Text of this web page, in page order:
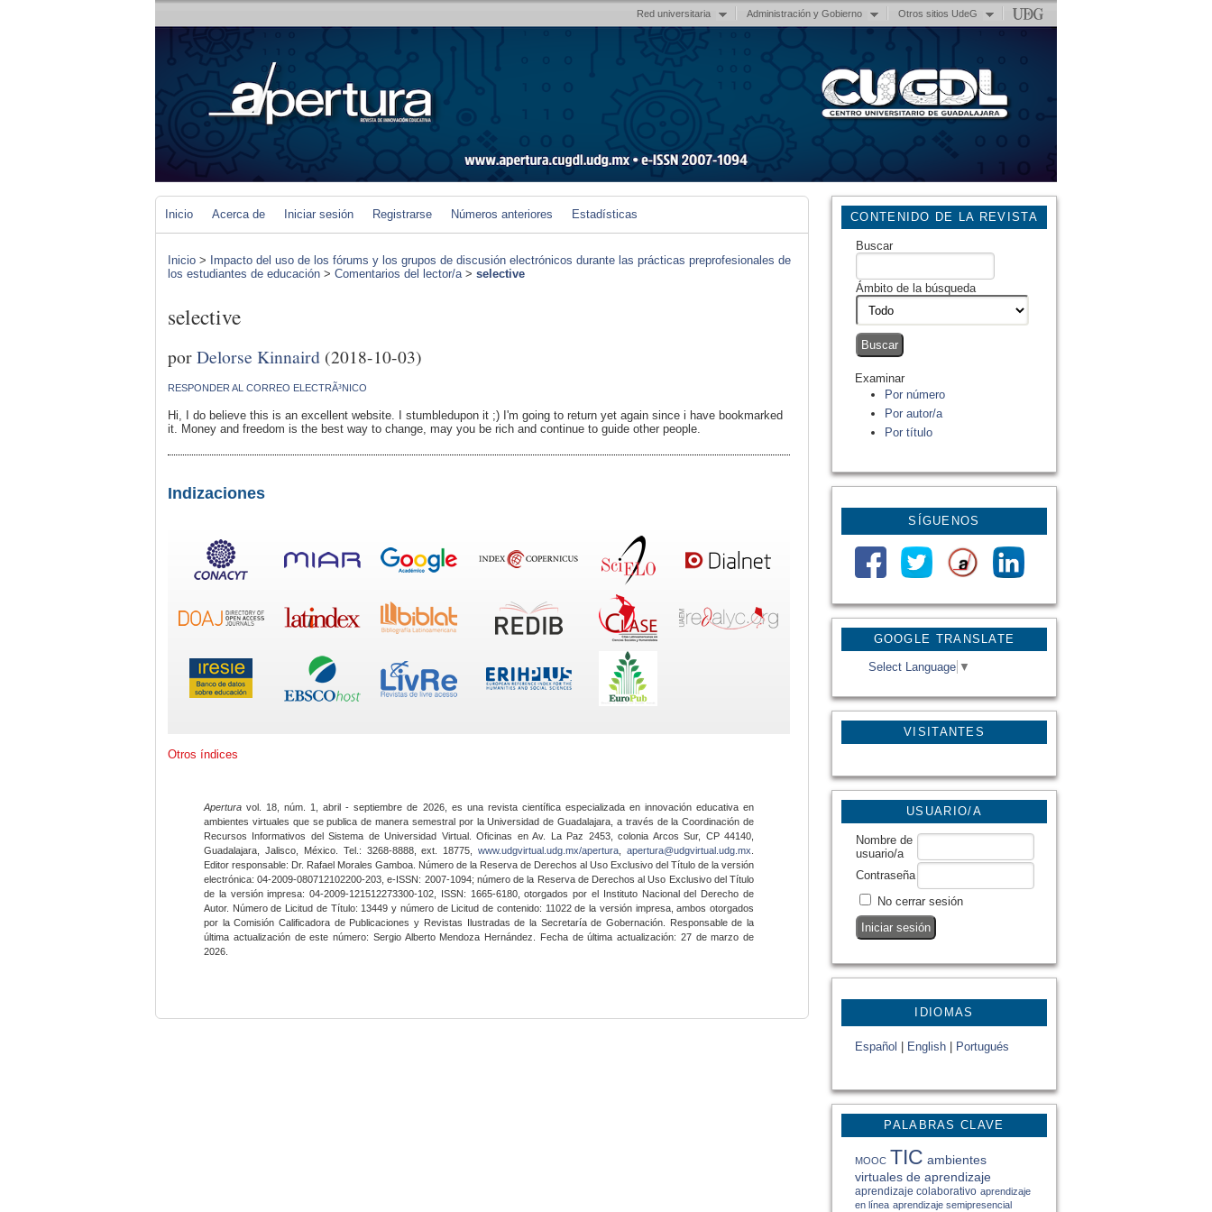
Red universitaria Administración y Gobierno Otros sitios UdeG
GOOGLE TRANSLATE
Select Language ▼
VISITANTES
CONTENIDO DE LA REVISTA
Buscar
Ámbito de la búsqueda
Examinar
Por número
Por autor/a
Por título
SÍGUENOS
USUARIO/A
Nombre de
usuario/a
Contraseña
No cerrar sesión
IDIOMAS
Español English Portugués
PALABRAS CLAVE
MOOC TIC ambientes
virtuales de aprendizaje
aprendizaje colaborativo aprendizaje
en línea aprendizaje semipresencial
Inicio Acerca de Iniciar sesión Registrarse Números anteriores Estadísticas
Inicio > Impacto del uso de los fórums y los grupos de discusión electrónicos durante las prácticas preprofesionales de
los estudiantes de educación > Comentarios del lector/a> selective
selective
porDelorse Kinnaird (2018-10-03)
RESPONDER AL CORREO ELECTRÃ³NICO
Hi, I do believe this is an excellent website. I stumbledupon it ;) I'm going to return yet again since i have bookmarked
it. Money and freedom is the best way to change, may you be rich and continue to guide other people.
Indizaciones
Otros índices
Apertura vol. 18, núm. 1, abril - septiembre de 2026, es una revista científica especializada en innovación educativa en
ambientes virtuales que se publica de manera semestral por la Universidad de Guadalajara, a través de la Coordinación de
Recursos Informativos del Sistema de Universidad Virtual. Oficinas en Av. La Paz 2453, colonia Arcos Sur, CP 44140,
Guadalajara, Jalisco, México. Tel.: 3268-8888, ext. 18775,www.udgvirtual.udg.mx/apertura apertura@udgvirtual.udg.mx
Editor responsable: Dr. Rafael Morales Gamboa. Número de la Reserva de Derechos al Uso Exclusivo del Título de la versión
electrónica: 04-2009-080712102200-203, e-ISSN: 2007-1094; número de la Reserva de Derechos al Uso Exclusivo del Título
de la versión impresa: 04-2009-121512273300-102, ISSN: 1665-6180, otorgados por el Instituto Nacional del Derecho de
Autor. Número de Licitud de Título: 13449 y número de Licitud de contenido: 11022 de la versión impresa, ambos otorgados
por la Comisión Calificadora de Publicaciones y Revistas Ilustradas de la Secretaría de Gobernación. Responsable de la
última actualización de este número: Sergio Alberto Mendoza Hernández. Fecha de última actualización: 27 de marzo de
2026.